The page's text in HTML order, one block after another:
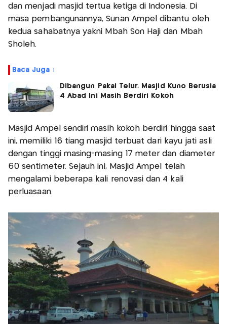
dan menjadi masjid tertua ketiga di Indonesia. Di
masa pembangunannya, Sunan Ampel dibantu oleh
kedua sahabatnya yakni Mbah Son Haji dan Mbah
Sholeh.
Baca Juga :
Dibangun Pakai Telur, Masjid Kuno Berusia
4 Abad Ini Masih Berdiri Kokoh
Masjid Ampel sendiri masih kokoh berdiri hingga saat
ini, memiliki 16 tiang masjid terbuat dari kayu jati asli
dengan tinggi masing-masing 17 meter dan diameter
60 sentimeter. Sejauh ini, Masjid Ampel telah
mengalami beberapa kali renovasi dan 4 kali
perluasaan.